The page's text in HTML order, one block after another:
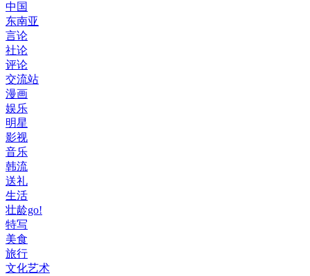
中国
东南亚
言论
社论
评论
交流站
漫画
娱乐
明星
影视
音乐
韩流
送礼
生活
壮龄go!
特写
美食
旅行
文化艺术